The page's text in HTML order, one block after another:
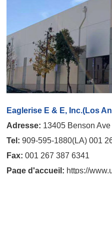
Eaglerise E & E, Inc.(Los
Adresse: 13405 Benson
Tel: 909-595-1880(LA) 001
Fax: 001 267 387 6341
Page d'accueil: https://